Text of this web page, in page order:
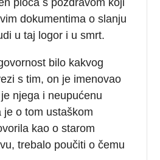
dokumentima o slanju
u taj logor i u smrt.
bilo kakvog
s tim, on je imenovao
njega i neupućenu
je o tom ustaškom
kao o starom
trebalo poučiti o čemu